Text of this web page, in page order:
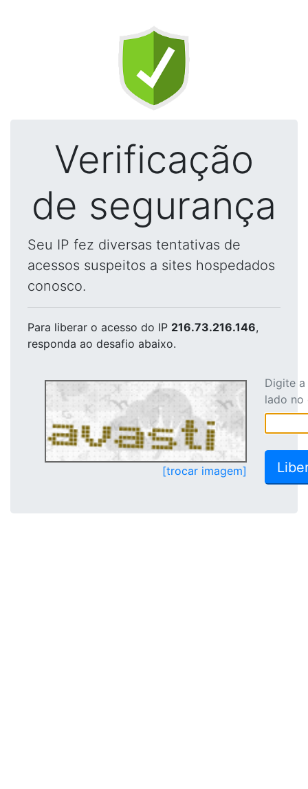
Verificação
de segurança
Seu IP fez diversas tentativas de
acessos suspeitos a sites hospedados
conosco.
Para liberar o acesso do IP 216.73.216.146,
responda ao desafio abaixo.
[trocar imagem]
Digite
lado no